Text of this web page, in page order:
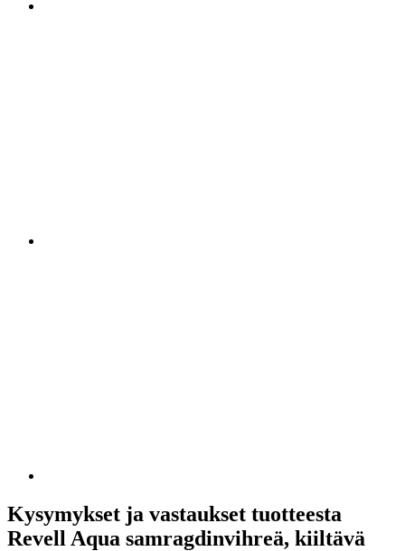
Kysymykset ja vastaukset tuotteesta
Revell Aqua samragdinvihreä, kiiltävä